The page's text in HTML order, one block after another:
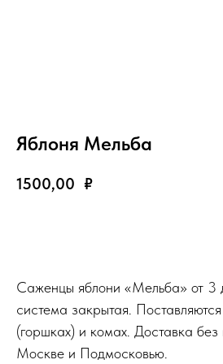
Яблоня Мельба
1500,00 ₽
Саженцы яблони «Мельба» от 3
система закрытая.
(горшках) и комах. Доставка без
Москве и Подмосковью.